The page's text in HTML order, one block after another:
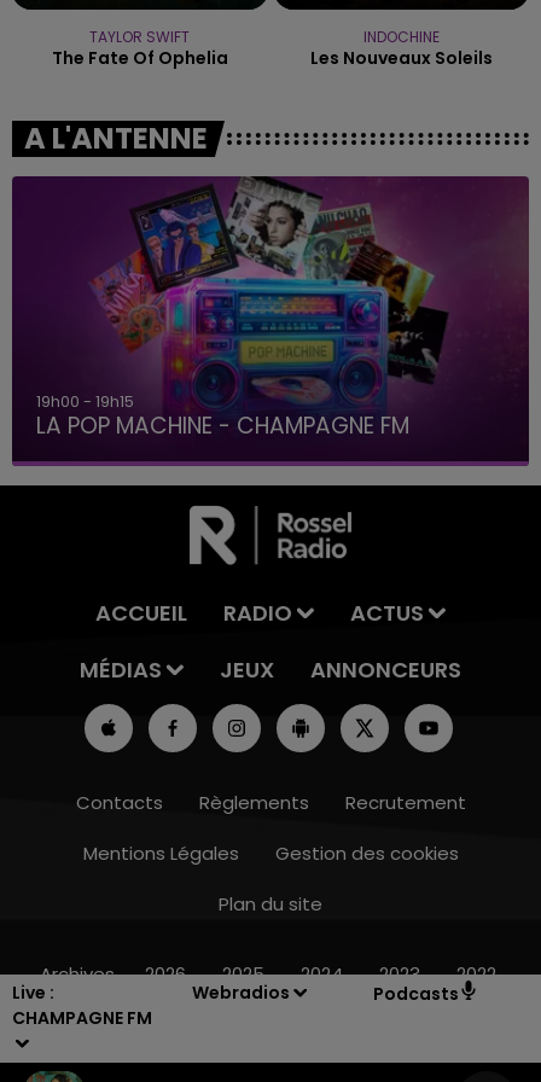
Live :
CHAMPAGNE FM
Webradios Podcasts
15h00 - 19h00
TAYLOR SWIFT
The Fate Of Ophelia
INDOCHINE
Les Nouveaux Soleils
A L'ANTENNE
19h00 - 19h15
LA POP MACHINE - CHAMPAGNE FM
ACCUEIL RADIO
ACTUS
MÉDIAS
JEUX ANNONCEURS
Contacts Règlements
Recrutement
Mentions Légales
Gestion des cookies
Plan du site
Archives 2026 2025 2024 2023 2022